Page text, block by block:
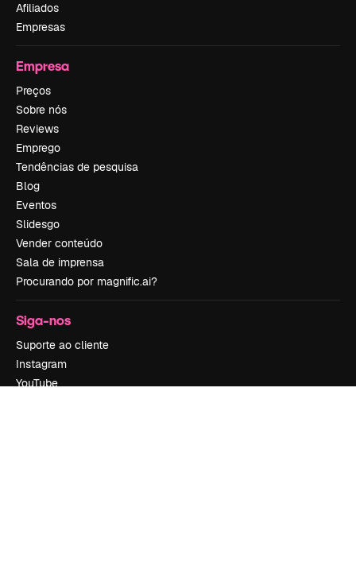
Afiliados
Empresas
Empresa
Preços
Sobre nós
Reviews
Emprego
Tendências de pesquisa
Blog
Eventos
Slidesgo
Vender conteúdo
Sala de imprensa
Procurando por magnific.ai?
Siga-nos
Suporte ao cliente
Instagram
YouTube